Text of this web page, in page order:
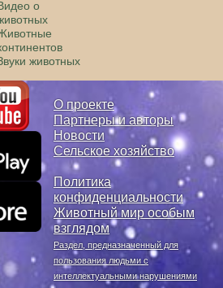
о
животных
О проекте
Партнеры и авторы
Новости
Сельское хозяйство
Политика
конфиденциальности
Животный мир особым
взглядом
Раздел, предназначенный для
пользования людьми с
интеллектуальными нарушениями